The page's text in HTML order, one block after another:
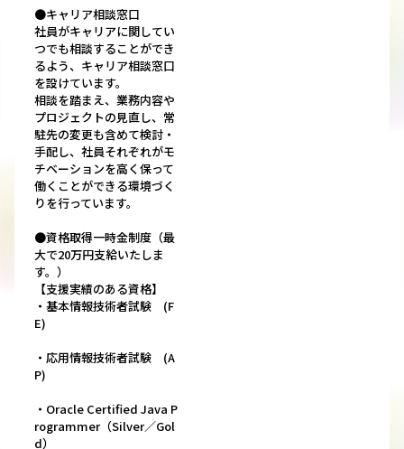
●キャリア相談窓口
社員がキャリアに関してい
つでも相談することができ
るよう、キャリア相談窓口
を設けています。
相談を踏まえ、業務内容や
プロジェクトの見直し、常
駐先の変更も含めて検討・
手配し、社員それぞれがモ
チベーションを高く保って
働くことができる環境づく
りを行っています。
●資格取得一時金制度（最
大で20万円支給いたしま
す。）
【支援実績のある資格】
・基本情報技術者試験 (F
E)
・応用情報技術者試験 (A
P)
・Oracle Certified Java P
rogrammer（Silver／Gol
d）